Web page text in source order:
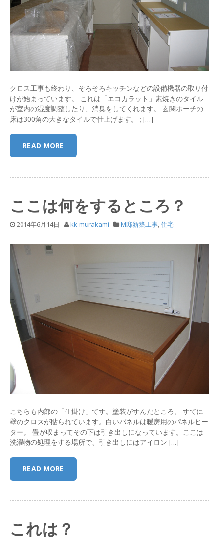
クロス工事も終わり、そろそろキッチンなどの設備機器の取り付
けが始まっています。 これは「エコカラット」素焼きのタイル
が室内の湿度調整したり、消臭をしてくれます。 玄関ポーチの
床は300角の大きなタイルで仕上げます。 ; […]
READ MORE
ここは何をするところ？
2014年6月14日 kk-murakami M邸新築工事,住宅
こちらも内部の「仕掛け」です。塗装がすんだところ。 すでに
壁のクロスが貼られています。白いパネルは暖房用のパネルヒー
ター。 畳が収まってその下は引き出しになっています。ここは
洗濯物の処理をする場所で、引き出しにはアイロン […]
READ MORE
これは？